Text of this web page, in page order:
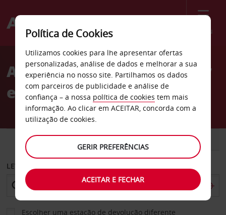
Menu
Welcome
AvisAluguer de carros Kadıköy
em Istambul
CARRO COMERCIAIS
LEVANTAR EM
Escolher uma estação de devolução diferente
Política de Cookies
Utilizamos cookies para lhe apresentar ofertas
personalizadas, análise de dados e melhorar a sua
experiência no nosso site. Partilhamos os dados
com parceiros de publicidade e análise de
confiança – a nossa política de cookies tem mais
informação. Ao clicar em ACEITAR, concorda com a
utilização de cookies.
GERIR PREFERÊNCIAS
ACEITAR E FECHAR